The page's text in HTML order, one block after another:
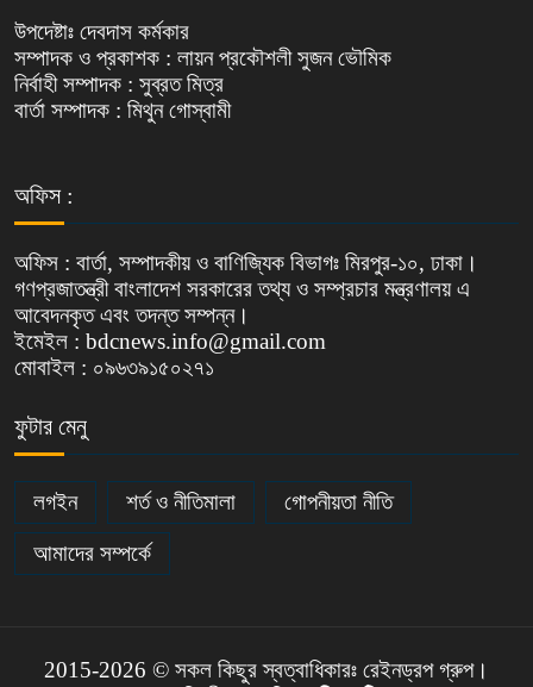
উপদেষ্টাঃ দেবদাস কর্মকার
সম্পাদক ও প্রকাশক : লায়ন প্রকৌশলী সুজন ভৌমিক
নির্বাহী সম্পাদক : সুব্রত মিত্র
বার্তা সম্পাদক : মিথুন গোস্বামী
অফিস :
অফিস : বার্তা, সম্পাদকীয় ও বাণিজ্যিক বিভাগঃ মিরপুর-১০, ঢাকা।
গণপ্রজাতন্ত্রী বাংলাদেশ সরকারের তথ্য ও সম্প্রচার মন্ত্রণালয় এ
আবেদনকৃত এবং তদন্ত সম্পন্ন।
ইমেইল : bdcnews.info@gmail.com
মোবাইল : ০৯৬৩৯১৫০২৭১
ফুটার মেনু
লগইন শর্ত ও নীতিমালা গোপনীয়তা নীতি
আমাদের সম্পর্কে
2015-2026 © সকল কিছুর স্বত্বাধিকারঃ রেইনড্রপ গ্রুপ।